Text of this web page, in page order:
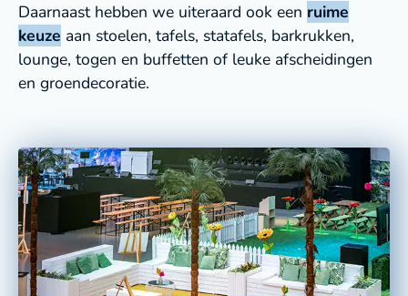
Daarnaast hebben we uiteraard ook een ruime
keuze aan stoelen, tafels, statafels, barkrukken,
lounge, togen en buffetten of leuke afscheidingen
en groendecoratie.